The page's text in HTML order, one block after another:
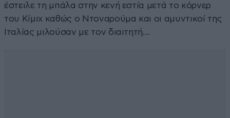
έστειλε τη μπάλα στην κενή εστία μετά το κόρνερ
του Κίμιχ καθώς ο Ντοναρούμα και οι αμυντικοί της
Ιταλίας μιλούσαν με τον διαιτητή…